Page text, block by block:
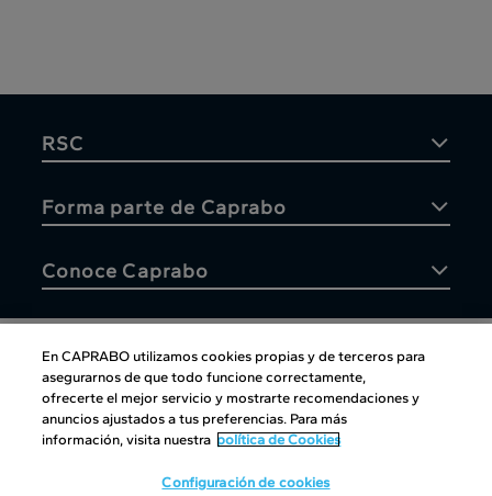
RSC
Forma parte de Caprabo
Conoce Caprabo
Atención al cliente
En CAPRABO utilizamos cookies propias y de terceros para
asegurarnos de que todo funcione correctamente,
ofrecerte el mejor servicio y mostrarte recomendaciones y
anuncios ajustados a tus preferencias. Para más
información, visita nuestra política de Cookies
Configuración de cookies